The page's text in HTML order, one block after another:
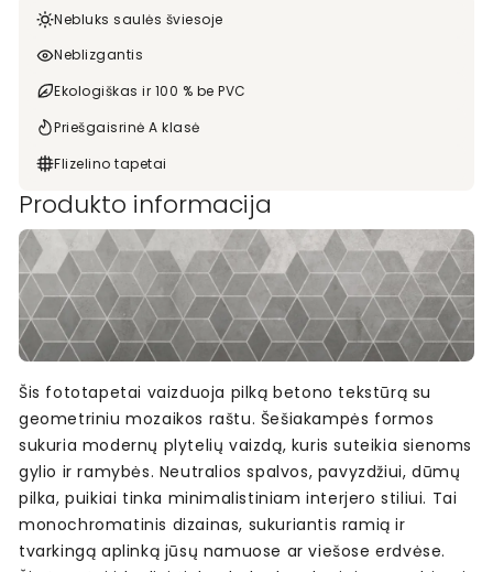
Nebluks saulės šviesoje
Neblizgantis
Ekologiškas ir 100 % be PVC
Priešgaisrinė A klasė
Flizelino tapetai
Produkto informacija
Šis fototapetai vaizduoja pilką betono tekstūrą su
geometriniu mozaikos raštu. Šešiakampės formos
sukuria modernų plytelių vaizdą, kuris suteikia sienoms
gylio ir ramybės. Neutralios spalvos, pavyzdžiui, dūmų
pilka, puikiai tinka minimalistiniam interjero stiliui. Tai
monochromatinis dizainas, sukuriantis ramią ir
tvarkingą aplinką jūsų namuose ar viešose erdvėse.